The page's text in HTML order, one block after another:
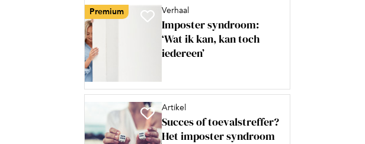
Premium Verhaal
Imposter syndroom:
‘Wat ik kan, kan toch
iedereen’
Artikel
Succes of toevalstreffer?
Het imposter syndroom